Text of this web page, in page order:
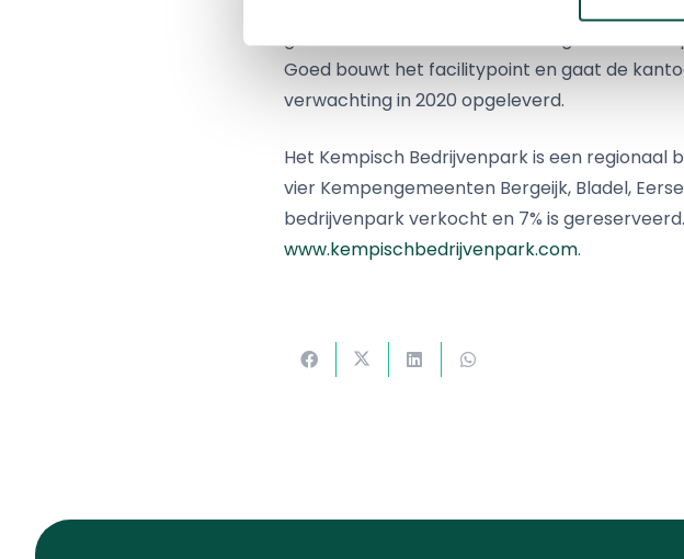
gereserveerd voor de huisvesting van
Goed bouwt het facilitypoint en gaat de
verwachting in 2020 opgeleverd.
Het Kempisch Bedrijvenpark is een
vier Kempengemeenten Bergeijk, Bladel,
bedrijvenpark verkocht en 7% is
www.kempischbedrijvenpark.com.